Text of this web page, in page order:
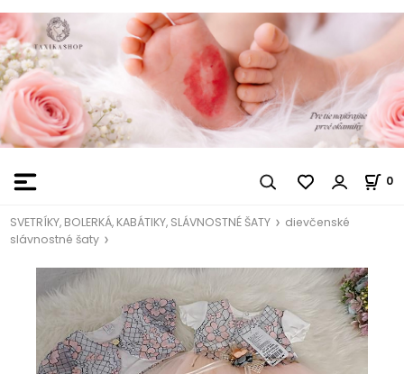
0
SVETRÍKY, BOLERKÁ, KABÁTIKY, SLÁVNOSTNÉ ŠATY
dievčenské
slávnostné šaty